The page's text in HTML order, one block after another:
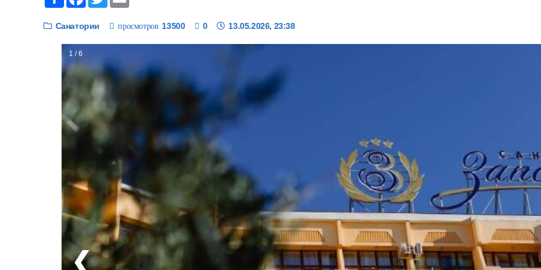
Санатории просмотров 13500 0 13.05.2026, 23:38
1 / 6
❮